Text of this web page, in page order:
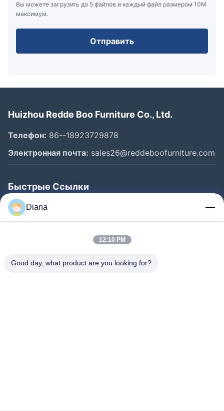
Вы можете загрузить до 5 файлов и каждый файл размером 10M
максимум.
Отправить
Huizhou Redde Boo Furniture Co., Ltd.
Телефон: 86--18923729878
Электронная почта: sales26@reddeboofurniture.com
Быстрые Ссылки
Главная Страница
Продукция
О Компании
Diana
12:10 PM
Good day, what product are you looking for?